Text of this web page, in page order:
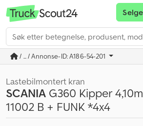
Selge
/ ... / Annonse-ID: A186-54-201
Lastebilmontert kran
SCANIA G360 Kipper
11002 B + FUNK *4x4